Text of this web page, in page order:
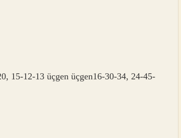
15-12-13 üçgen üçgen16-30-34, 24-45-